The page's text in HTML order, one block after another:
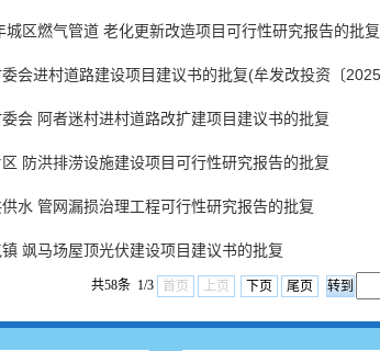
区燃气管道 老化更新改造项目可行性研究报告的批
会进村道路建设项目建议书的批复(牟发改投资〔
会 阿者迷村进村道路改扩建项目建议书的批复
防洪排涝设施建设项目可行性研究报告的批复
水 管网漏损治理工程可行性研究报告的批复
飒马场屋顶光伏建设项目建议书的批复
共58条 1/3 首页 上页 下页 尾页